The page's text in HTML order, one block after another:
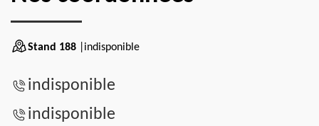
Stand 188 |indisponible
indisponible
indisponible